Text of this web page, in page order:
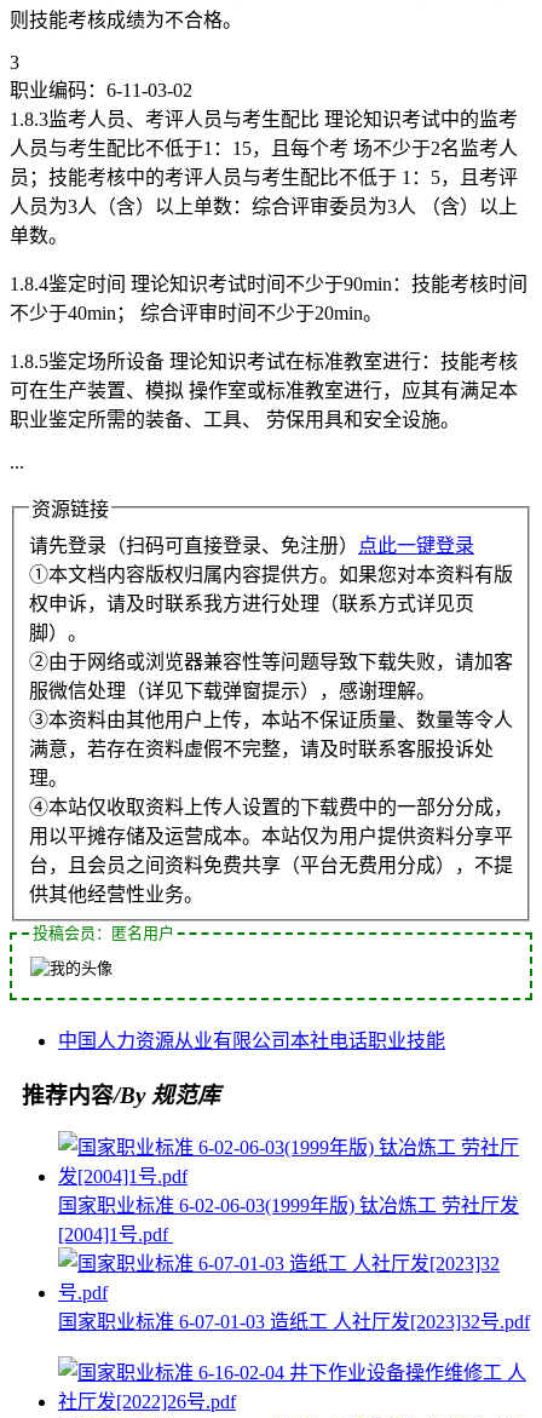
则技能考核成绩为不合格。
3
职业编码：6-11-03-02
1.8.3监考人员、考评人员与考生配比 理论知识考试中的监考
人员与考生配比不低于1：15，且每个考 场不少于2名监考人
员；技能考核中的考评人员与考生配比不低于 1：5，且考评
人员为3人（含）以上单数：综合评审委员为3人 （含）以上
单数。
1.8.4鉴定时间 理论知识考试时间不少于90min：技能考核时间
不少于40min； 综合评审时间不少于20min。
1.8.5鉴定场所设备 理论知识考试在标准教室进行：技能考核
可在生产装置、模拟 操作室或标准教室进行，应其有满足本
职业鉴定所需的装备、工具、 劳保用具和安全设施。
...
资源链接
请先登录（扫码可直接登录、免注册）
点此一键登录
①本文档内容版权归属内容提供方。如果您对本资料有版
权申诉，请及时联系我方进行处理（联系方式详见页
脚）。
②由于网络或浏览器兼容性等问题导致下载失败，请加客
服微信处理（详见下载弹窗提示），感谢理解。
③本资料由其他用户上传，本站不保证质量、数量等令人
满意，若存在资料虚假不完整，请及时联系客服投诉处
理。
④本站仅收取资料上传人设置的下载费中的一部分分成，
用以平摊存储及运营成本。本站仅为用户提供资料分享平
台，且会员之间资料免费共享（平台无费用分成），不提
供其他经营性业务。
投稿会员：匿名用户
中国 人力资源从业有限公司本社电话职业技能
推荐内容/By 规范库
国家职业标准 6-02-06-03(1999年版) 钛冶炼工 劳社厅发
[2004]1号.pdf
国家职业标准 6-07-01-03 造纸工 人社厅发[2023]32号.pdf